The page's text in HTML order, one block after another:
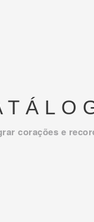
corações e